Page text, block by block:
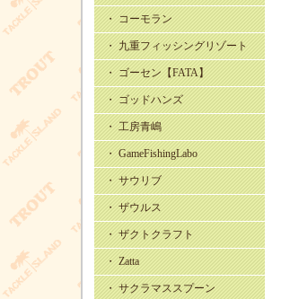
・ コーモラン
・ 九重フィッシングリゾート
・ ゴーセン【FATA】
・ ゴッドハンズ
・ 工房青嶋
・ GameFishingLabo
・ サウリブ
・ ザウルス
・ ザクトクラフト
・ Zatta
・ サクラマススプーン